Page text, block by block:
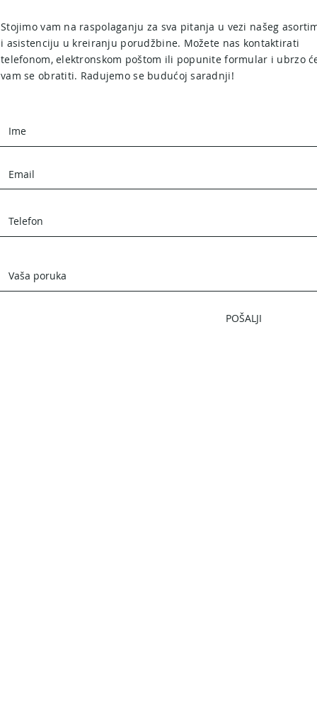
Stojimo vam na raspolaganju za sva pitanja u vezi našeg
i asistenciju u kreiranju porudžbine. Možete nas kontaktirati
telefonom, elektronskom poštom ili popunite formular i ubrzo
vam se obratiti. Radujemo se budućoj saradnji!
POŠALJI